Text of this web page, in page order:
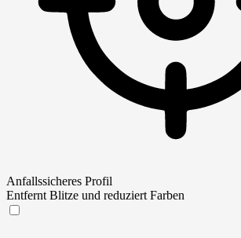
Anfallssicheres Profil
Entfernt Blitze und reduziert Farben